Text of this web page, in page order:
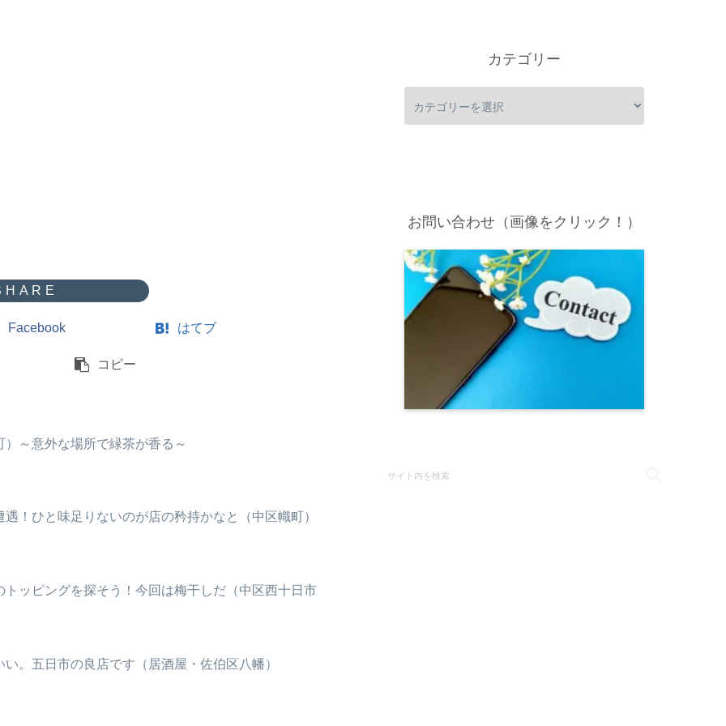
Facebook はてブ
コピー
～意外な場所で緑茶が香る～
！ひと味足りないのが店の矜持かなと（中区幟町）
ッピングを探そう！今回は梅干しだ（中区西十日市
。五日市の良店です（居酒屋・佐伯区八幡）
カテゴリー
お問い合わせ（画像をクリック！）